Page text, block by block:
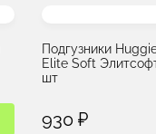
Подгузники
Elite Soft
шт
930 ₽